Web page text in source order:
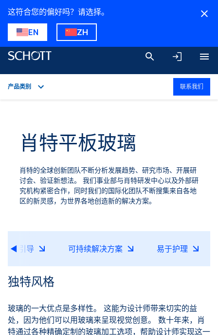
这符合您的偏好吗？请选择。
EN ZH
技术细节
下载
产品类别 联系我们
肖特平板玻璃
肖特的全球创新团队不断分析发展趋势、研究市场、开展研
讨会、验证新想法。 我们事业部与肖特研发中心以及外部研
究机构紧密合作，同时我们的国际化团队不断搜集来自各地
区的新灵感，为世界各地创造新的解决方案。
智能引导 可持续解决方案 易于护理
独特风格
玻璃的一大优点是多样性。 这能为设计师带来切实的益
处，因为他们可以用玻璃来呈现视觉创意。 数十年来，肖
特通过各种精确定制的玻璃加工选项，帮助设计师实现这一